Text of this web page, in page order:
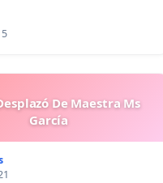
De Maestra Ms
García